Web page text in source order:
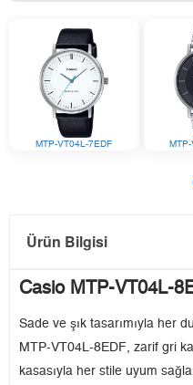
MTP-VT04L-7EDF
Ürün Bilgisi
Casio MTP-VT04L-
Sade ve şık tasarımıyla her
MTP-VT04L-8EDF, zarif gri
kasasıyla her stile uyum